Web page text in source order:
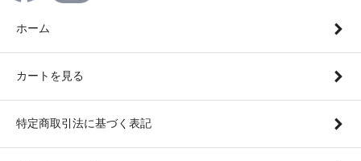
ホーム
カートを見る
特定商取引法に基づく表記